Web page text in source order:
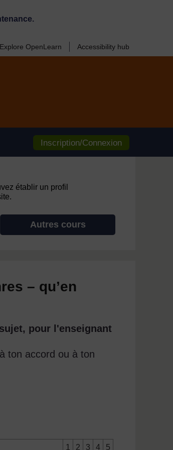
Explore OpenLearn Accessibility hub
Inscription/Connexion
établir un profil
Autres cours
– qu’en
pour l'enseignant
ton accord ou à ton
1 2 3 4
5